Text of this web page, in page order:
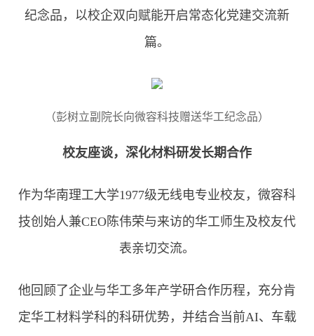
纪念品，以校企双向赋能开启常态化党建交流新
篇。
（彭树立副院长向微容科技赠送华工纪念品）
校友座谈，深化材料研发长期合作
作为华南理工大学1977级无线电专业校友，微容科
技创始人兼CEO陈伟荣与来访的华工师生及校友代
表亲切交流。
他回顾了企业与华工多年产学研合作历程，充分肯
定华工材料学科的科研优势，并结合当前AI、车载